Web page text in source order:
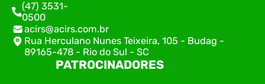
(47) 3531-
0500
acirs@acirs.com.br
Rua Herculano Nunes Teixeira, 105 - Budag -
89165-478 - Rio do Sul - SC
PATROCINADORES